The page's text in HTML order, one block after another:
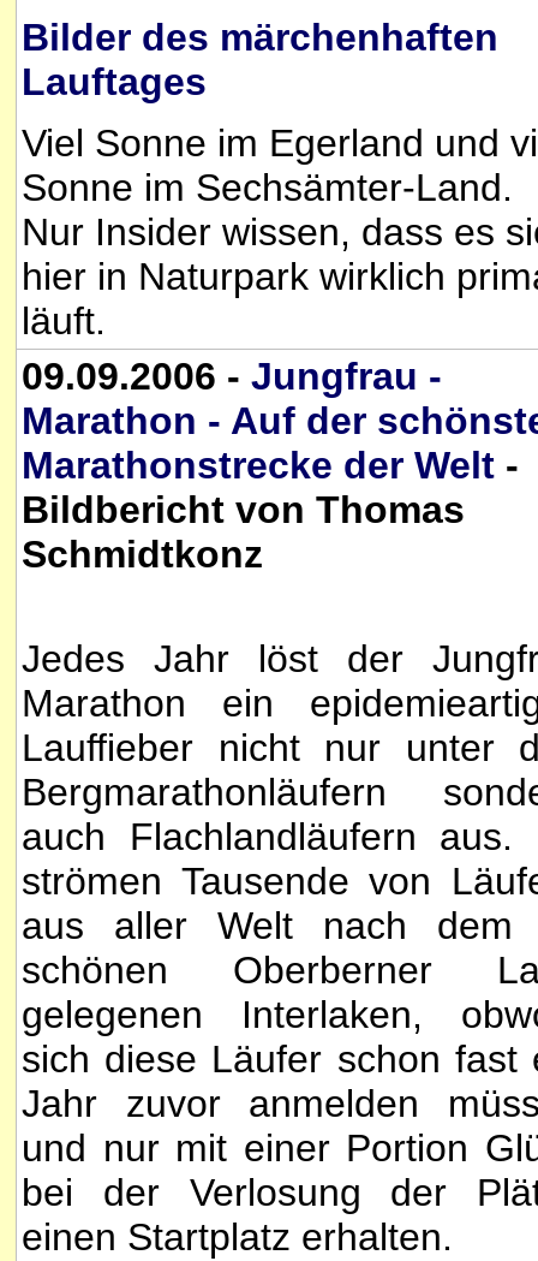
Bilder des märchenhaften
Lauftages
Viel Sonne im Egerland und
Sonne im Sechsämter-Land.
Nur Insider wissen, dass es
hier in Naturpark wirklich
läuft.
09.09.2006 - Jungfrau -
Marathon - Auf der
Marathonstrecke der Welt -
Bildbericht von Thomas
Schmidtkonz
Jedes Jahr löst der
Marathon ein
Lauffieber nicht nur unter
Bergmarathonläufern
auch Flachlandläufern aus.
strömen Tausende von
aus aller Welt nach dem
schönen Oberberner
gelegenen Interlaken,
sich diese Läufer schon fast
Jahr zuvor anmelden
und nur mit einer Portion
bei der Verlosung der
einen Startplatz erhalten.